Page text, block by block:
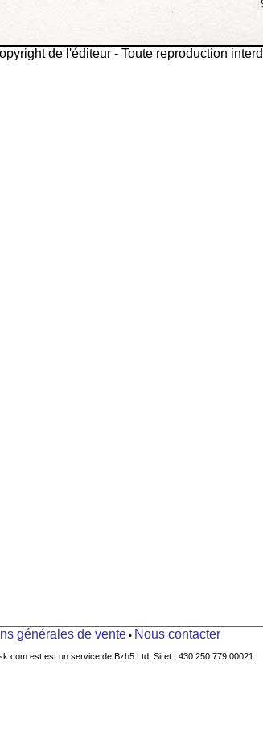
de l'éditeur - Toute reproduction
générales de vente• Nous contacter
est est un service de Bzh5 Ltd. Siret : 430 250 779 00021